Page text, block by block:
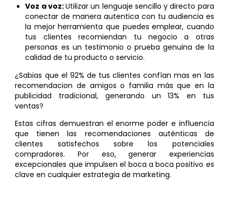
Voz a voz:Utilizar un lenguaje sencillo y directo para
conectar de manera autentica con tu audiencia es
la mejor herramienta que puedes emplear, cuando
tus clientes recomiendan tu negocio a otras
personas es un testimonio o prueba genuina de la
calidad de tu producto o servicio.
¿Sabias que el 92% de tus clientes confían mas en las
recomendacion de amigos o familia más que en la
publicidad tradicional, generando un 13% en tus
ventas?
Estas cifras demuestran el enorme poder e influencia
que tienen las recomendaciones auténticas de
clientes satisfechos sobre los potenciales
compradores. Por eso, generar experiencias
excepcionales que impulsen el boca a boca positivo es
clave en cualquier estrategia de marketing.